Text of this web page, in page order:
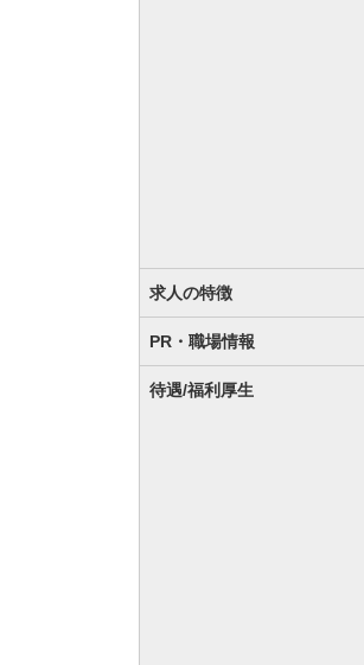
求人の特徴
PR・職場情報
待遇/福利厚生